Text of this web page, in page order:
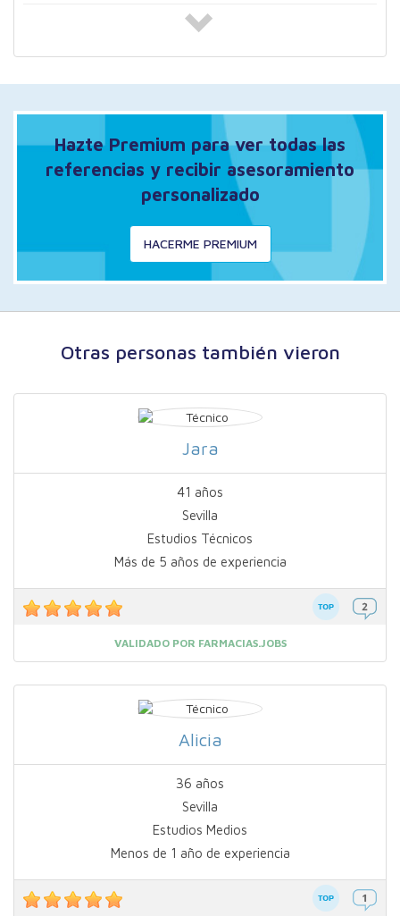
Hazte Premium para ver todas las
referencias y recibir asesoramiento
personalizado
HACERME PREMIUM
Otras personas también vieron
Jara
41 años
Sevilla
Estudios Técnicos
Más de 5 años de experiencia
VALIDADO POR FARMACIAS.JOBS
Alicia
36 años
Sevilla
Estudios Medios
Menos de 1 año de experiencia